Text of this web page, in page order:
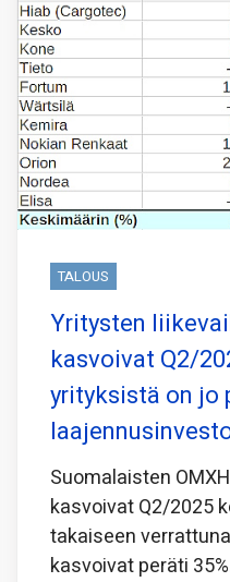
TALOUS
Yritysten
kasvoivat Q2/
yrityksistä on jo
Suomalaisten
kasvoivat Q2/2025
takaiseen
kasvoivat peräti